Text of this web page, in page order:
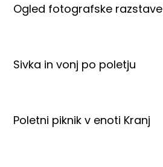
Ogled fotografske razstave
Sivka in vonj po poletju
Poletni piknik v enoti Kranj